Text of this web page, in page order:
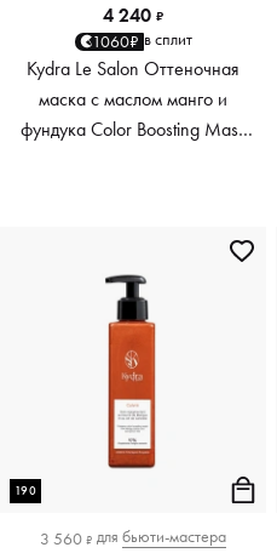
4 240 ₽
1060₽ в сплит
Kydra Le Salon Оттеночная
маска с маслом манго и
фундука Color Boosting Mask
190
3 560 ₽ для бьюти-мастера